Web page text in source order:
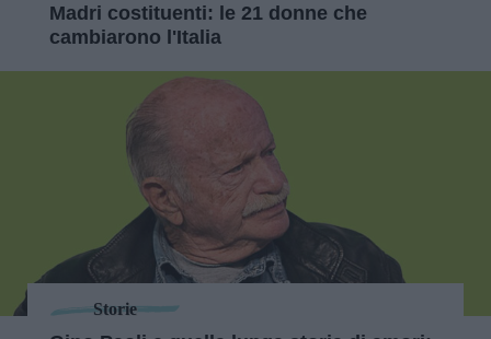
Madri costituenti: le 21 donne che
cambiarono l'Italia
Storie